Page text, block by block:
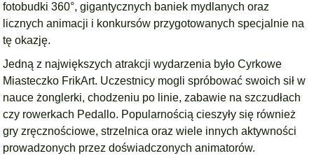
fotobudki 360°, gigantycznych baniek mydlanych oraz
licznych animacji i konkursów przygotowanych specjalnie na
tę okazję.
Jedną z największych atrakcji wydarzenia było Cyrkowe
Miasteczko FrikArt. Uczestnicy mogli spróbować swoich sił w
nauce żonglerki, chodzeniu po linie, zabawie na szczudłach
czy rowerkach Pedallo. Popularnością cieszyły się również
gry zręcznościowe, strzelnica oraz wiele innych aktywności
prowadzonych przez doświadczonych animatorów.